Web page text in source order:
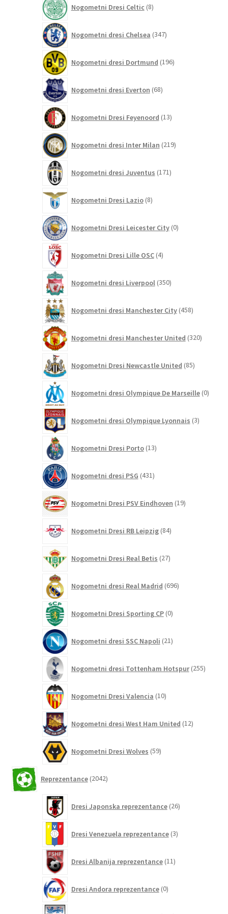
Nogometni Dresi Celtic 8izdelkov
Nogometni dresi Chelsea 347izdelkov
Nogometni dresi Dortmund 196izdelkov
Nogometni dresi Everton 68izdelkov
Nogometni Dresi Feyenoord 13izdelkov
Nogometni dresi Inter Milan 219izdelkov
Nogometni dresi Juventus 171izdelkov
Nogometni Dresi Lazio 8izdelkov
Nogometni Dresi Leicester City 0izdelkov
Nogometni Dresi Lille OSC 4izdelki
Nogometni dresi Liverpool 350izdelkov
Nogometni dresi Manchester City 458izdelkov
Nogometni dresi Manchester United 320izdelkov
Nogometni Dresi Newcastle United 85izdelkov
Nogometni dresi Olympique De Marseille 0
Nogometni dresi Olympique Lyonnais 3izdelki
Nogometni Dresi Porto 13izdelkov
Nogometni dresi PSG 431izdelkov
Nogometni Dresi PSV Eindhoven 19izdelkov
Nogometni Dresi RB Leipzig 84izdelkov
Nogometni Dresi Real Betis 27izdelkov
Nogometni dresi Real Madrid 696izdelkov
Nogometni Dresi Sporting CP 0izdelkov
Nogometni dresi SSC Napoli 21izdelkov
Nogometni dresi Tottenham Hotspur 255
Nogometni Dresi Valencia 10izdelkov
Nogometni dresi West Ham United 12izdelkov
Nogometni Dresi Wolves 59izdelkov
Reprezentance 2042izdelkov
Dresi Japonska reprezentance 26izdelkov
Dresi Venezuela reprezentance 3izdelki
Dresi Albanija reprezentance 11izdelkov
Dresi Andora reprezentance 0izdelkov